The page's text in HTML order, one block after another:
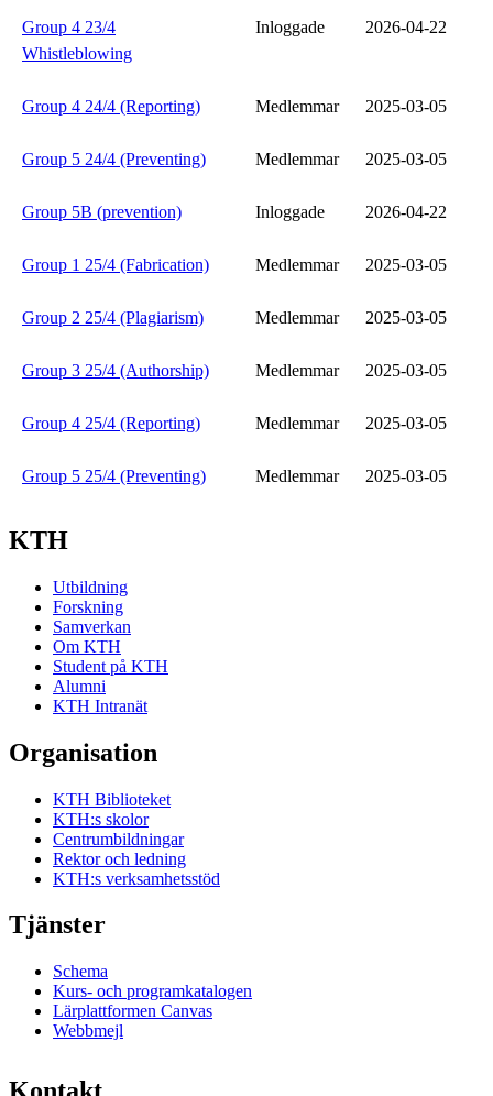
Group 4 23/4
Whistleblowing
Inloggade 2026-04-22
Group 4 24/4 (Reporting) Medlemmar 2025-03-05
Group 5 24/4 (Preventing) Medlemmar 2025-03-05
Group 5B (prevention) Inloggade 2026-04-22
Group 1 25/4 (Fabrication) Medlemmar 2025-03-05
Group 2 25/4 (Plagiarism) Medlemmar 2025-03-05
Group 3 25/4 (Authorship) Medlemmar 2025-03-05
Group 4 25/4 (Reporting) Medlemmar 2025-03-05
Group 5 25/4 (Preventing) Medlemmar 2025-03-05
KTH
Utbildning
Forskning
Samverkan
Om KTH
Student på KTH
Alumni
KTH Intranät
Organisation
KTH Biblioteket
KTH:s skolor
Centrumbildningar
Rektor och ledning
KTH:s verksamhetsstöd
Tjänster
Schema
Kurs- och programkatalogen
Lärplattformen Canvas
Webbmejl